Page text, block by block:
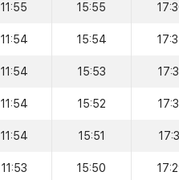
11:55 15:55
11:54 15:54
11:54 15:53
11:54 15:52
11:54 15:51
11:53 15:50